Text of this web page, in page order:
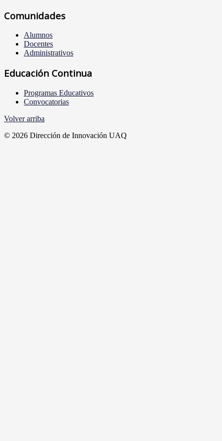
Comunidades
Alumnos
Docentes
Administrativos
Educación Continua
Programas Educativos
Convocatorias
Volver arriba
© 2026 Dirección de Innovación UAQ